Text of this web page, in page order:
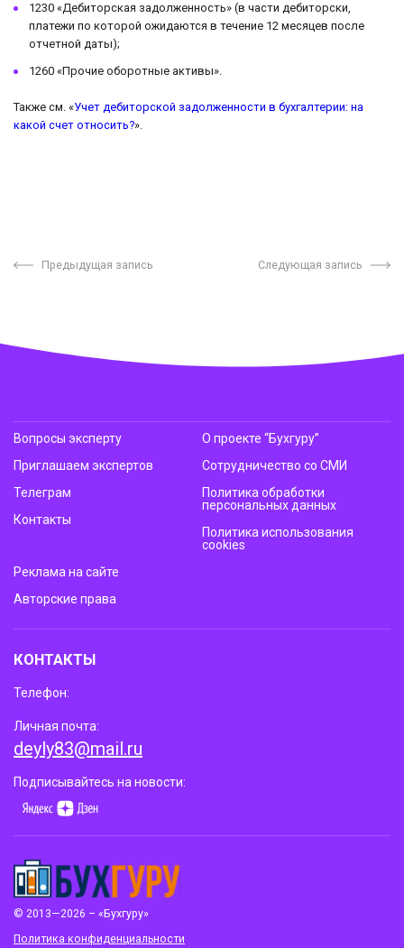
1230 «Дебиторская задолженность» (в части дебиторски,
платежи по которой ожидаются в течение 12 месяцев после
отчетной даты);
1260 «Прочие оборотные активы».
Также см. «Учет дебиторской задолженности в бухгалтерии: на
какой счет относить?».
Предыдущая запись Следующая запись
© 2013—2026 – «Бухгуру»
Политика конфиденциальности
Вопросы эксперту
Приглашаем экспертов
Телеграм
Контакты
О проекте “Бухгуру”
Сотрудничество со СМИ
Политика обработки
персональных данных
Политика использования
cookies
Реклама на сайте
Авторские права
КОНТАКТЫ
Телефон:
Личная почта:
deyly83@mail.ru
Подписывайтесь на новости: